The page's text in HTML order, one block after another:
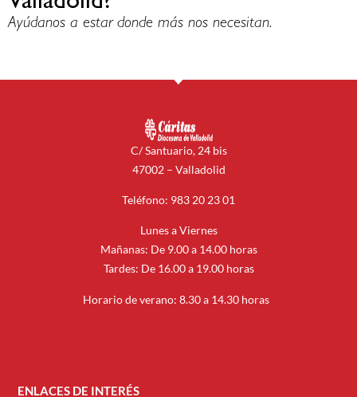
Ayúdanos a estar donde más nos necesitan.
C/ Santuario, 24 bis
47002 – Valladolid
Teléfono: 983 20 23 01
Lunes a Viernes
Mañanas: De 9.00 a 14.00 horas
Tardes: De 16.00 a 19.00 horas
Horario de verano: 8.30 a 14.30 horas
ENLACES DE INTERÉS